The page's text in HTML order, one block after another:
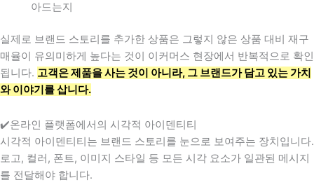
아드는지
실제로 브랜드 스토리를 추가한 상품은 그렇지 않은 상품 대비 재구
매율이 유의미하게 높다는 것이 이커머스 현장에서 반복적으로 확인
됩니다. 고객은 제품을 사는 것이 아니라, 그 브랜드가 담고 있는 가치
와 이야기를 삽니다.
✔️온라인 플랫폼에서의 시각적 아이덴티티
시각적 아이덴티티는 브랜드 스토리를 눈으로 보여주는 장치입니다.
로고, 컬러, 폰트, 이미지 스타일 등 모든 시각 요소가 일관된 메시지
를 전달해야 합니다.